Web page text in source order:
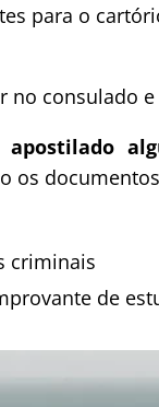
para o
no consulado
os
criminais
de